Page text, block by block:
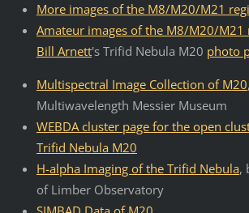
More images of the M8/M20/M21
Amateur images of the M8/M20/M21
Bill Arnett's Trifid Nebula M20 photo
Multispectral Image Collection of M20
Multiwavelength Messier Museum
WEBDA cluster page for the open
Trifid Nebula M20
H-alpha Imaging of the Trifid Nebula,
of Limber Observatory